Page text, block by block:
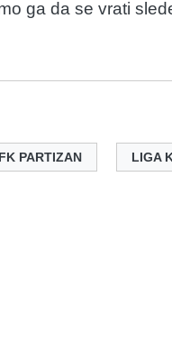
ga da se vrati
FK PARTIZAN LIGA